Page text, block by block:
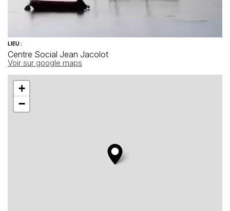
LIEU :
Centre Social Jean Jacolot
Voir sur google maps
+
−